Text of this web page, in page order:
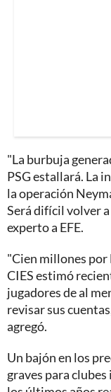
"La burbuja
PSG estallará. La
la operación
Será difícil volver
experto a EFE.
"Cien millones por
CIES estimó
jugadores de al
revisar sus
agregó.
Un bajón en los
graves para